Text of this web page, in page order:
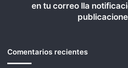
en tu correo lla
Comentarios recientes